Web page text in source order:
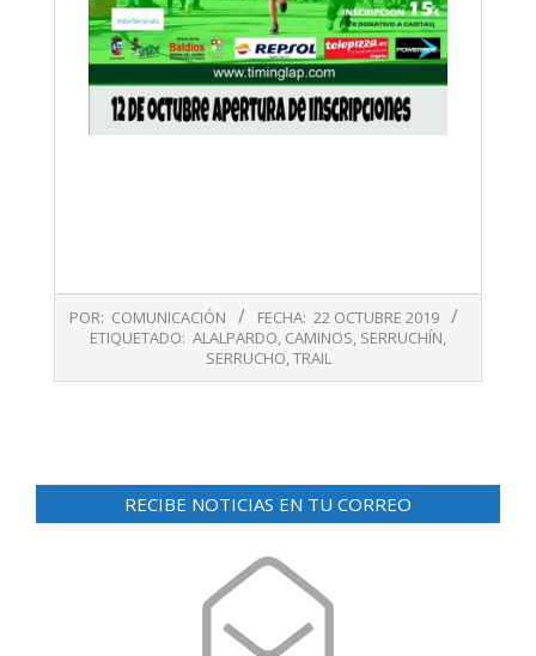
10-
POR: COMUNICACIÓN FECHA: 22 OCTUBRE 2019
ETIQUETADO: ALALPARDO CAMINOS SERRUCHÍN
SERRUCHO TRAIL
RECIBE NOTICIAS EN TU CORREO